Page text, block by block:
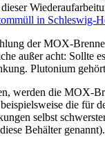
in Schleswig-
der MOX-
außer acht: Sollte
Plutonium
werden die MOX-
die für
selbst
Behälter genannt).